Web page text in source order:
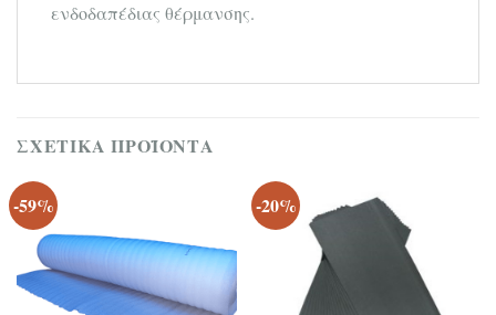
ενδοδαπέδιας θέρμανσης.
ΣΧΕΤΙΚΆ ΠΡΟΪΌΝΤΑ
-59% -20%